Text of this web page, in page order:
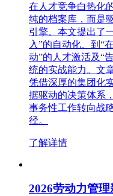
在人才竞争白热化
纯的档案库，而是
引擎。本文提出了
入”的自动化、到“
动”的人才激活及“
统的实战能力。文
凭借深厚的集团化
据驱动的决策体系
事务性工作转向战
径。
了解详情
2026劳动力管